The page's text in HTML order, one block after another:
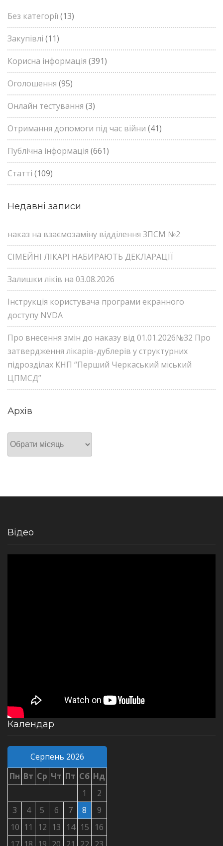
Без категорії(13)
Закупівлі (11)
Корисна інформація (391)
Оголошення (95)
Онлайн тестування (3)
Отримання допомоги під час війни (41)
Публічна інформація (661)
Статті (109)
Недавні записи
наказ на взаємозаміну відділення ЗПСМ №2
СІМЕЙНІ ЛІКАРІ НАБИРАЮТЬ ДЕКЛАРАЦІЇ
Залишки ліків на 03.08.2026
Інструкція користувача програми екранного
доступу NVDA
Про внесення змін до наказу від 01.01.2026№32 Про
затвердження лікарів-дублерів у структурних
підрозділах КНП “Перший Черкаський міський
ЦПМСД”
Архів
Архів
Відео
Календар
Серпень 2026
Пн Вт Ср Чт Пт Сб Нд
1
2
3
4 5 6 7 8
9
10 11 12 13 14 15
16